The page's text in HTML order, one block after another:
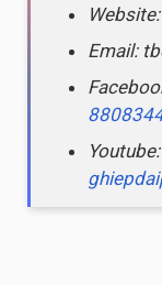
Website:
Email:
Youtube: